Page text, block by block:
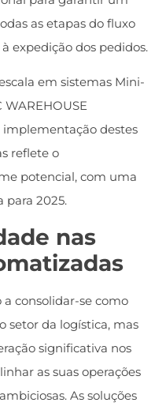
as etapas do fluxo
expedição dos pedidos.
em sistemas Mini-
implementação destes
reflete o
potencial, com uma
para 2025.
nas
consolidar-se como
setor da logística, mas
significativa nos
as suas operações
As soluções